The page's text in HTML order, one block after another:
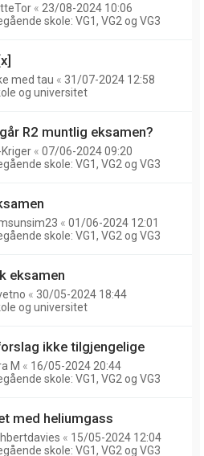
« 23/08-2024 10:06
skole: VG1, VG2 og VG3
med tau « 31/07-2024 12:58
og universitet
R2 muntlig eksamen?
Kriger « 07/06-2024 09:20
skole: VG1, VG2 og VG3
« 01/06-2024 12:01
skole: VG1, VG2 og VG3
eksamen
« 30/05-2024 18:44
og universitet
ikke tilgjengelige
M « 16/05-2024 20:44
skole: VG1, VG2 og VG3
med heliumgass
« 15/05-2024 12:04
skole: VG1, VG2 og VG3